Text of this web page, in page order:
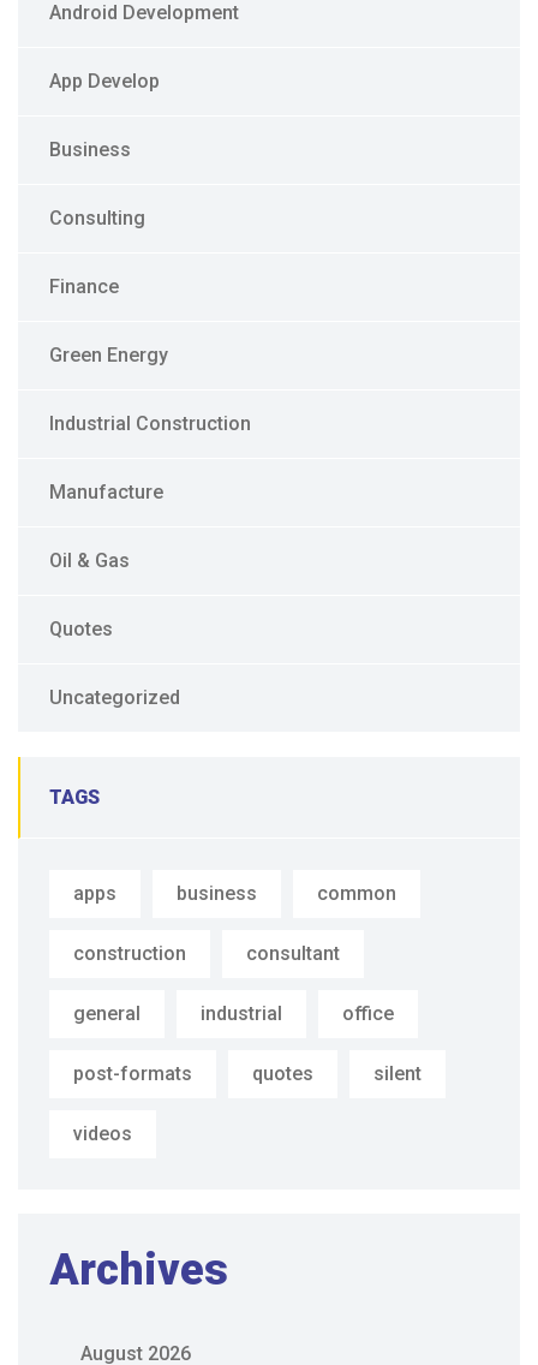
Android Development
App Develop
Business
Consulting
Finance
Green Energy
Industrial Construction
Manufacture
Oil & Gas
Quotes
Uncategorized
TAGS
apps business common
construction consultant
general industrial office
post-formats quotes silent
videos
Archives
August 2026